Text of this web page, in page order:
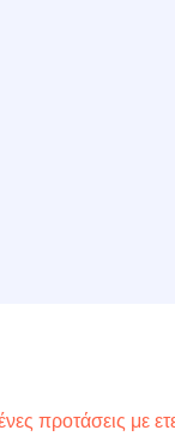
προτάσεις με